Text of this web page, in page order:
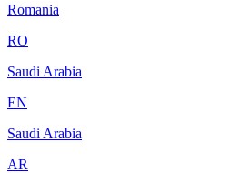
Romania
RO
Saudi Arabia
EN
Saudi Arabia
AR